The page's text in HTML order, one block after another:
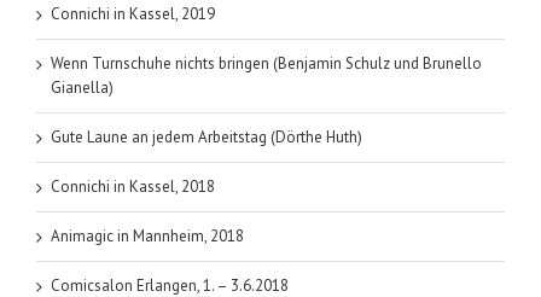
Connichi in Kassel, 2019
Wenn Turnschuhe nichts bringen (Benjamin Schulz und Brunello
Gianella)
Gute Laune an jedem Arbeitstag (Dörthe Huth)
Connichi in Kassel, 2018
Animagic in Mannheim, 2018
Comicsalon Erlangen, 1. – 3.6.2018